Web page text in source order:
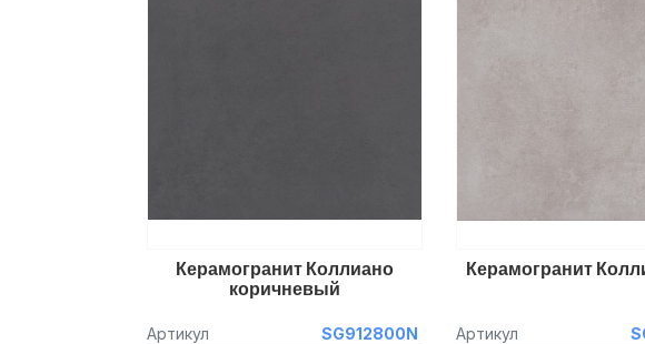
Керамогранит Коллиано
коричневый
Артикул
SG912800N
Керамогранит
Артикул